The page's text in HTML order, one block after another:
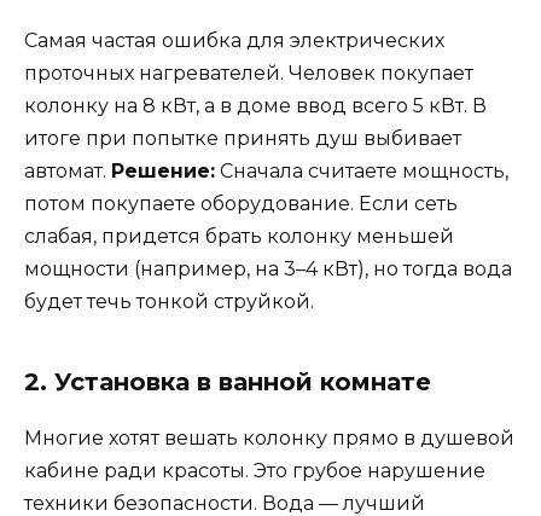
Самая частая ошибка для электрических
проточных нагревателей. Человек покупает
колонку на 8 кВт, а в доме ввод всего 5 кВт. В
итоге при попытке принять душ выбивает
автомат. Решение: Сначала считаете мощность,
потом покупаете оборудование. Если сеть
слабая, придется брать колонку меньшей
мощности (например, на 3–4 кВт), но тогда вода
будет течь тонкой струйкой.
2. Установка в ванной комнате
Многие хотят вешать колонку прямо в душевой
кабине ради красоты. Это грубое нарушение
техники безопасности. Вода — лучший